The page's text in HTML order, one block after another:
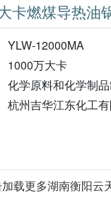
卡燃煤导热油
YLW-12000MA
1000万大卡
化学原料和化学制
杭州吉华江东化工
加载更多湖南衡阳云